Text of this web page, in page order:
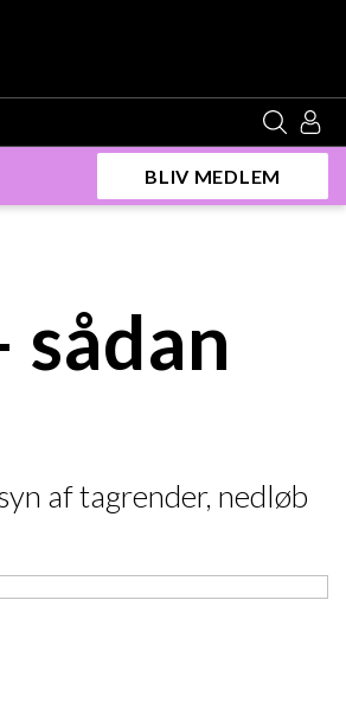
BLIV MEDLEM
af tagrender, nedløb